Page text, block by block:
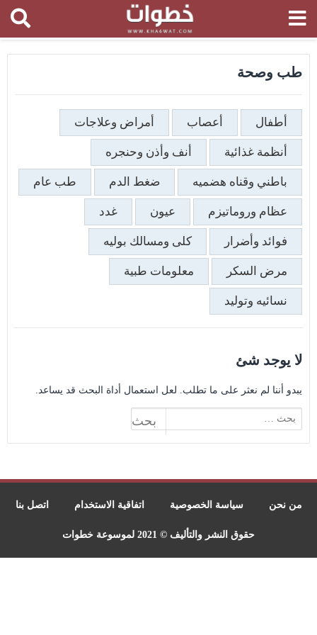
طب وصحة
أطفال أعصاب أمراض وعلاجات
أنظمة غذائية أنف وأذن وحنجره
باطني وقناه هضميه ضغط الدم طب عام
عظام وروماتيزم عيون غدد
فوائد وأضرار كلى ومسالك بوليه
مرض السكر معلومات طبية
نسائيه وتوليد
لا يوجد شئ
يبدو أننا لم نعثر على ما تطلب. لعل استعمال أداة البحث قد يساعد.
عن:
من نحن سياسة الخصوصية اتفاقية الاستخدام اتصل بنا
حقوق النشر والتأليف © 2021 لموسوعة خطوات